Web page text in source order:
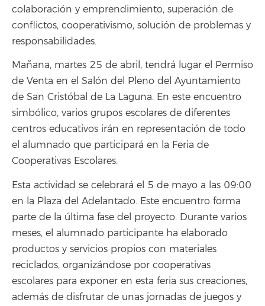
colaboración y emprendimiento, superación de
conflictos, cooperativismo, solución de problemas y
responsabilidades.
Mañana, martes 25 de abril, tendrá lugar el Permiso
de Venta en el Salón del Pleno del Ayuntamiento
de San Cristóbal de La Laguna. En este encuentro
simbólico, varios grupos escolares de diferentes
centros educativos irán en representación de todo
el alumnado que participará en la Feria de
Cooperativas Escolares.
Esta actividad se celebrará el 5 de mayo a las 09:00
en la Plaza del Adelantado. Este encuentro forma
parte de la última fase del proyecto. Durante varios
meses, el alumnado participante ha elaborado
productos y servicios propios con materiales
reciclados, organizándose por cooperativas
escolares para exponer en esta feria sus creaciones,
además de disfrutar de unas jornadas de juegos y